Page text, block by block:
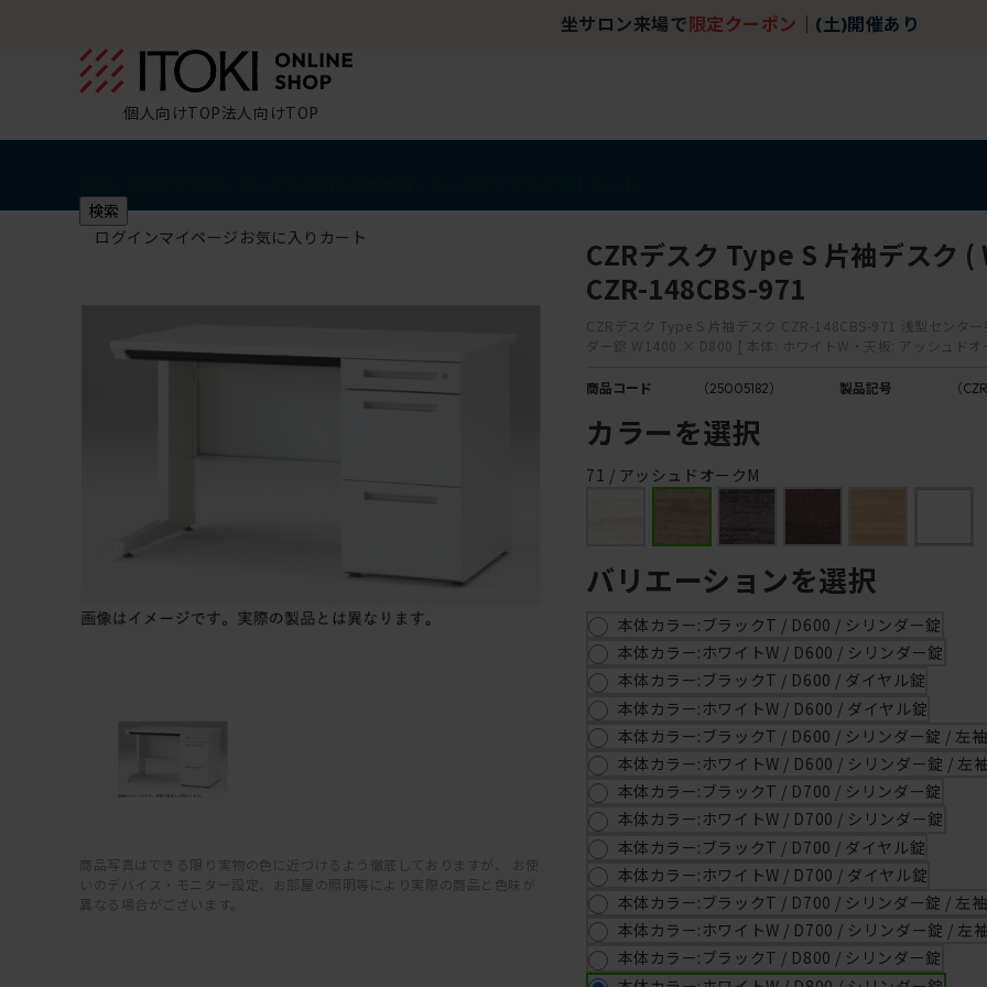
坐サロン来場で 限定クーポン (土)開催あり
個人向けTOP法人向けTOP
検索
ログインマイページ お気に入り カート
商品写真はできる限り実物の色に近づけるよう徹底しておりますが、 お使
いのデバイス・モニター設定、お部屋の照明等により実際の商品と色味が
異なる場合がございます。
CZRデスク Type S 片袖デスク (
CZR-148CBS-971
CZRデスク Type S 片袖デスク CZR-148CBS-971 浅型センター
ダー錠 W1400 × D800 [ 本体: ホワイトW・天板: アッシュドオ
商品コード （25005182） 製品記号 （
カラーを選択
71 / アッシュドオークM
バリエーションを選択
本体カラー:ブラックT / D600 / シリンダー錠
本体カラー:ホワイトW / D600 / シリンダー錠
本体カラー:ブラックT / D600 / ダイヤル錠
本体カラー:ホワイトW / D600 / ダイヤル錠
本体カラー:ブラックT / D600 / シリンダー錠 / 左袖
本体カラー:ホワイトW / D600 / シリンダー錠 / 左袖
本体カラー:ブラックT / D700 / シリンダー錠
本体カラー:ホワイトW / D700 / シリンダー錠
本体カラー:ブラックT / D700 / ダイヤル錠
本体カラー:ホワイトW / D700 / ダイヤル錠
本体カラー:ブラックT / D700 / シリンダー錠 / 左袖
本体カラー:ホワイトW / D700 / シリンダー錠 / 左袖
本体カラー:ブラックT / D800 / シリンダー錠